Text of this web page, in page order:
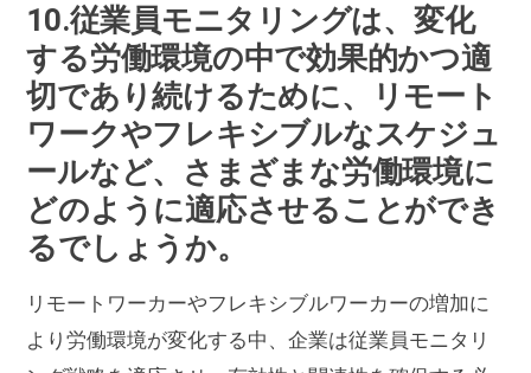
10.従業員モニタリングは、変化
する労働環境の中で効果的かつ適
切であり続けるために、リモート
ワークやフレキシブルなスケジュ
ールなど、さまざまな労働環境に
どのように適応させることができ
るでしょうか。
リモートワーカーやフレキシブルワーカーの増加に
より労働環境が変化する中、企業は従業員モニタリ